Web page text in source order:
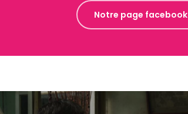
Notre page facebook